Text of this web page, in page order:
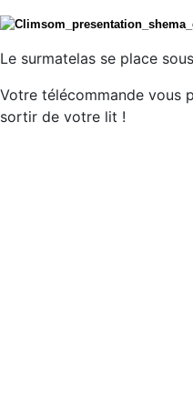
Le surmatelas se place
Votre télécommande vous
sortir de votre lit !